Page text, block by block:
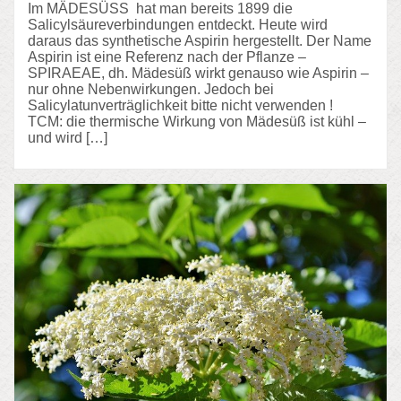
Im MÄDESÜSS hat man bereits 1899 die
Salicylsäureverbindungen entdeckt. Heute wird
daraus das synthetische Aspirin hergestellt. Der Name
Aspirin ist eine Referenz nach der Pflanze –
SPIRAEAE, dh. Mädesüß wirkt genauso wie Aspirin –
nur ohne Nebenwirkungen. Jedoch bei
Salicylatunverträglichkeit bitte nicht verwenden !
TCM: die thermische Wirkung von Mädesüß ist kühl –
und wird […]